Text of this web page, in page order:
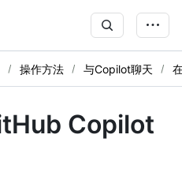
操作方法 与Copilot聊天
Copilot